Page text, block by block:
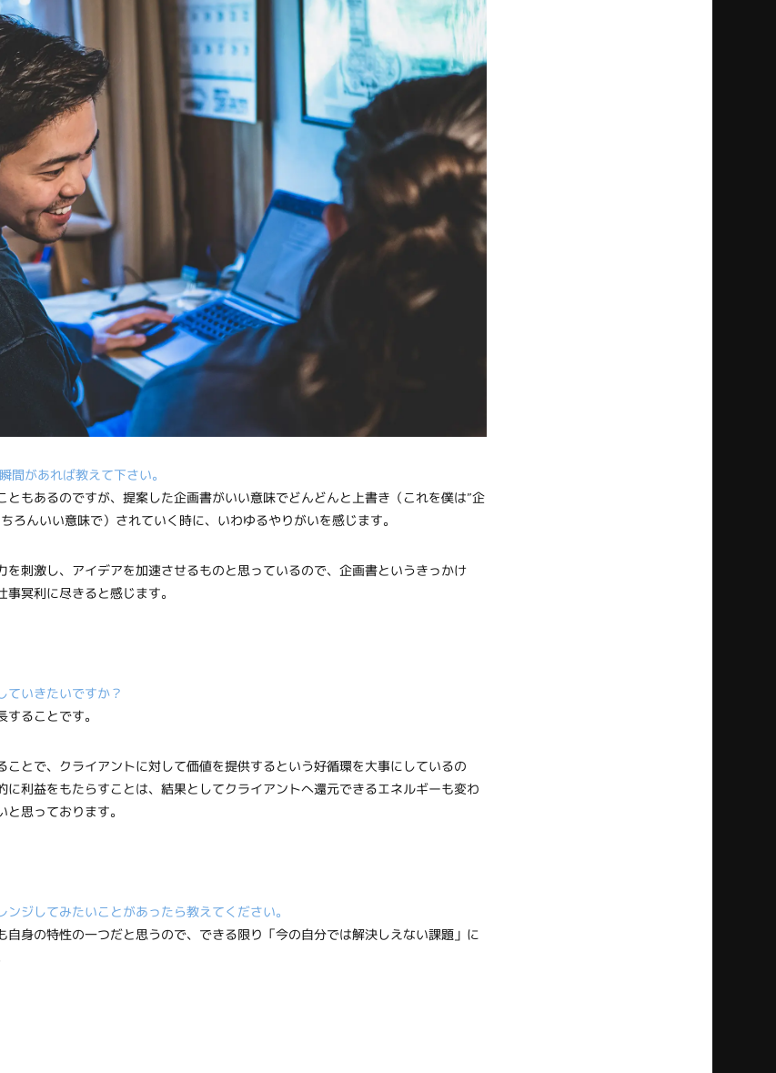
間があれば教えて下さい。
ともあるのですが、提案した企画書がいい意味でどんどんと上書き（これを僕は”企
ろんいい意味で）されていく時に、いわゆるやりがいを感じます。
を刺激し、アイデアを加速させるものと思っているので、企画書というきっかけ
冥利に尽きると感じます。
いきたいですか？
ることです。
ことで、クライアントに対して価値を提供するという好循環を大事にしているの
に利益をもたらすことは、結果としてクライアントへ還元できるエネルギーも変わ
思っております。
ジしてみたいことがあったら教えてください。
身の特性の一つだと思うので、できる限り「今の自分では解決しえない課題」に